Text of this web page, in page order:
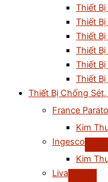
Thiết
Thiết
Thiết
Thiết
Thiết
Thiết Bị
Thiết Bị Chống
France
Kim
Ingesco
Kim
Liva